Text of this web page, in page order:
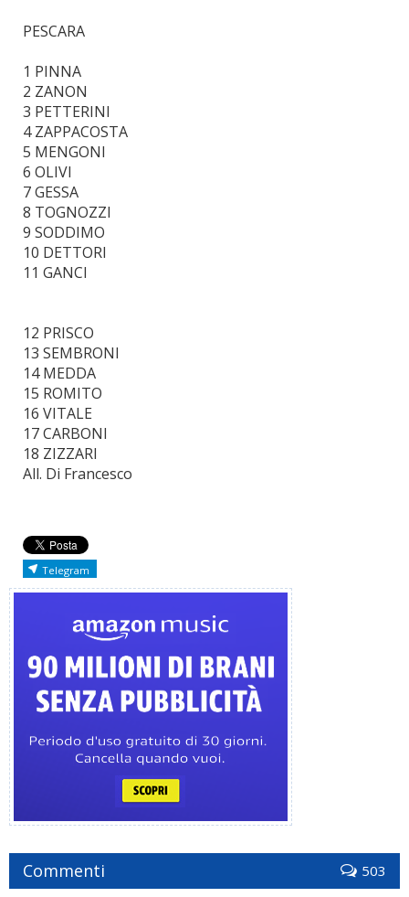
PESCARA
1 PINNA
2 ZANON
3 PETTERINI
4 ZAPPACOSTA
5 MENGONI
6 OLIVI
7 GESSA
8 TOGNOZZI
9 SODDIMO
10 DETTORI
11 GANCI
12 PRISCO
13 SEMBRONI
14 MEDDA
15 ROMITO
16 VITALE
17 CARBONI
18 ZIZZARI
All. Di Francesco
Telegram
Commenti 503